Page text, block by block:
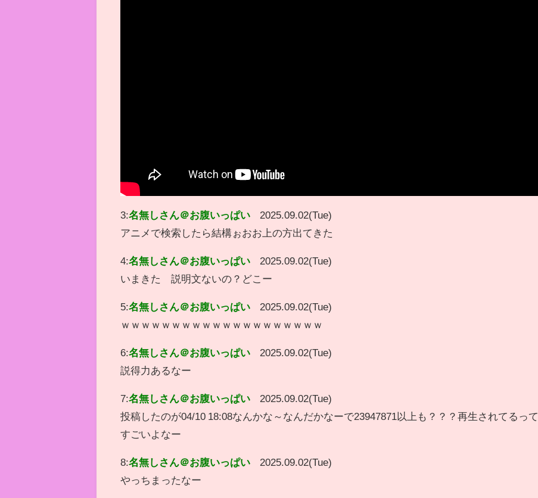
3:名無しさん＠お腹いっぱい
2025.09.02(Tue)
アニメで検索したら結構ぉおお上の方出てきた
4:名無しさん＠お腹いっぱい
2025.09.02(Tue)
いまきた 説明文ないの？どこー
5:名無しさん＠お腹いっぱい
2025.09.02(Tue)
ｗｗｗｗｗｗｗｗｗｗｗｗｗｗｗｗｗｗｗｗ
6:名無しさん＠お腹いっぱい
2025.09.02(Tue)
説得力あるなー
7:名無しさん＠お腹いっぱい
2025.09.02(Tue)
投稿したのが04/10 18:08なんかな～なんだかなーで23947871以上も？？？再生されてるって
すごいよなー
8:名無しさん＠お腹いっぱい
2025.09.02(Tue)
やっちまったなー